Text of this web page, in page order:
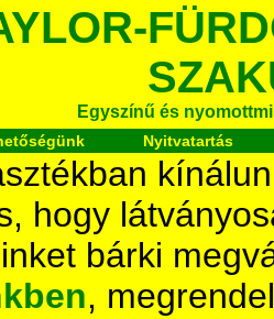
Egyszínű és
Nyitvatartás
hogy
bárki
,